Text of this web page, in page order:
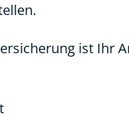
ist Ihr